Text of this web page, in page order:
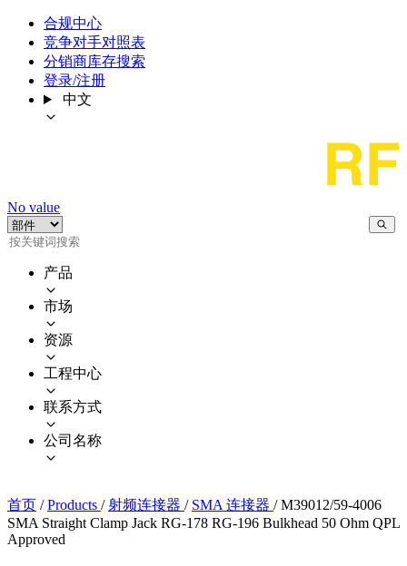
合规中心
竞争对手对照表
分销商库存搜索
登录/注册
中文
No value
产品
市场
资源
工程中心
联系方式
公司名称
首页 / Products / 射频连接器 / SMA 连接器 / M39012/59-4006
SMA Straight Clamp Jack RG-178 RG-196 Bulkhead 50 Ohm QPL
Approved